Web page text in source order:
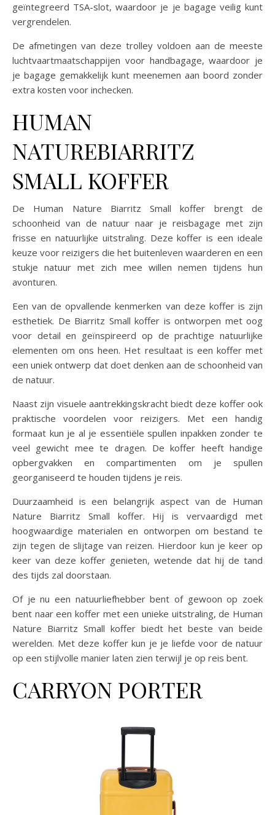
geïntegreerd TSA-slot, waardoor je je bagage veilig kunt
vergrendelen.
De afmetingen van deze trolley voldoen aan de meeste
luchtvaartmaatschappijen voor handbagage, waardoor je
je bagage gemakkelijk kunt meenemen aan boord zonder
extra kosten voor inchecken.
HUMAN
NATUREBIARRITZ
SMALL KOFFER
De Human Nature Biarritz Small koffer brengt de
schoonheid van de natuur naar je reisbagage met zijn
frisse en natuurlijke uitstraling. Deze koffer is een ideale
keuze voor reizigers die het buitenleven waarderen en een
stukje natuur met zich mee willen nemen tijdens hun
avonturen.
Een van de opvallende kenmerken van deze koffer is zijn
esthetiek. De Biarritz Small koffer is ontworpen met oog
voor detail en geïnspireerd op de prachtige natuurlijke
elementen om ons heen. Het resultaat is een koffer met
een uniek ontwerp dat doet denken aan de schoonheid van
de natuur.
Naast zijn visuele aantrekkingskracht biedt deze koffer ook
praktische voordelen voor reizigers. Met een handig
formaat kun je al je essentiële spullen inpakken zonder te
veel gewicht mee te dragen. De koffer heeft handige
opbergvakken en compartimenten om je spullen
georganiseerd te houden tijdens je reis.
Duurzaamheid is een belangrijk aspect van de Human
Nature Biarritz Small koffer. Hij is vervaardigd met
hoogwaardige materialen en ontworpen om bestand te
zijn tegen de slijtage van reizen. Hierdoor kun je keer op
keer van deze koffer genieten, wetende dat hij de tand
des tijds zal doorstaan.
Of je nu een natuurliefhebber bent of gewoon op zoek
bent naar een koffer met een unieke uitstraling, de Human
Nature Biarritz Small koffer biedt het beste van beide
werelden. Met deze koffer kun je je liefde voor de natuur
op een stijlvolle manier laten zien terwijl je op reis bent.
CARRYON PORTER